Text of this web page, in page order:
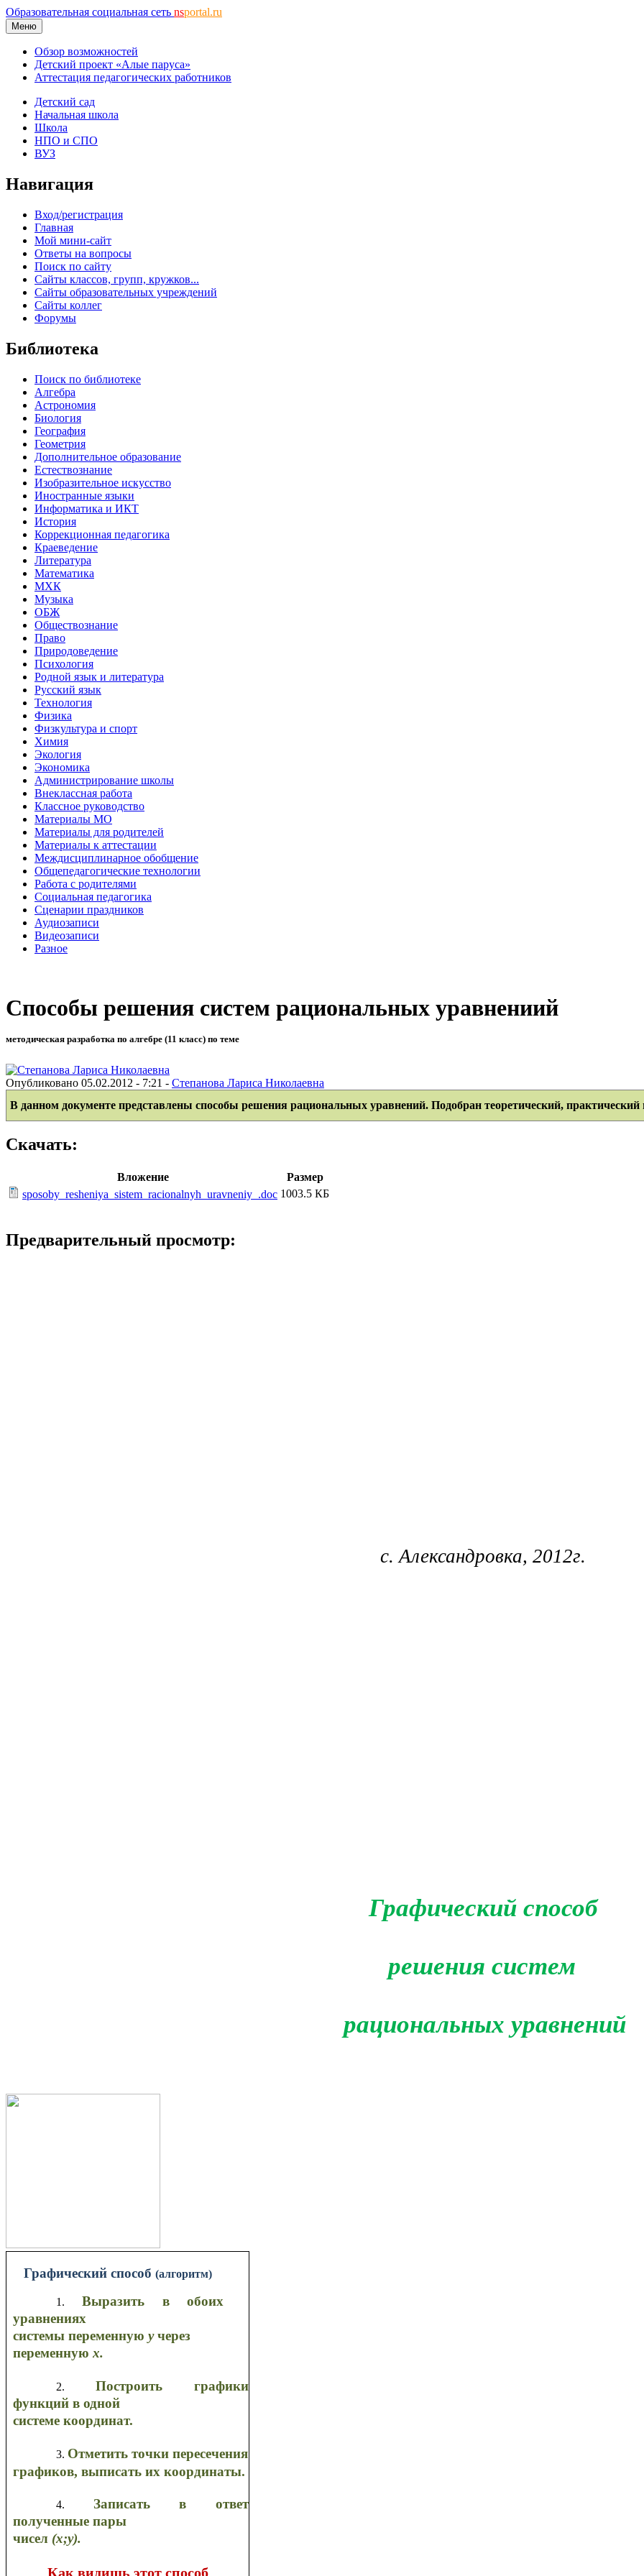
Образовательная социальная сеть nsportal.ru
Меню
Обзор возможностей
Детский проект «Алые паруса»
Аттестация педагогических работников
Детский сад
Начальная школа
Школа
НПО и СПО
ВУЗ
Навигация
Вход/регистрация
Главная
Мой мини-сайт
Ответы на вопросы
Поиск по сайту
Сайты классов, групп, кружков...
Сайты образовательных учреждений
Сайты коллег
Форумы
Библиотека
Поиск по библиотеке
Алгебра
Астрономия
Биология
География
Геометрия
Дополнительное образование
Естествознание
Изобразительное искусство
Иностранные языки
Информатика и ИКТ
История
Коррекционная педагогика
Краеведение
Литература
Математика
МХК
Музыка
ОБЖ
Обществознание
Право
Природоведение
Психология
Родной язык и литература
Русский язык
Технология
Физика
Физкультура и спорт
Химия
Экология
Экономика
Администрирование школы
Внеклассная работа
Классное руководство
Материалы МО
Материалы для родителей
Материалы к аттестации
Междисциплинарное обобщение
Общепедагогические технологии
Работа с родителями
Социальная педагогика
Сценарии праздников
Аудиозаписи
Видеозаписи
Разное
Способы решения систем рациональных уравнениий
методическая разработка по алгебре (11 класс) по теме
Опубликовано 05.02.2012 - 7:21 - Степанова Лариса Николаевна
В данном документе представлены способы решения рациональных уравнений. Подобран теоретический,
Скачать:
Вложение
Размер
sposoby_resheniya_sistem_racionalnyh_uravneniy_.doc 1003.5 КБ
Предварительный просмотр:
с. Александровка, 2012г.
Графический способ
решения систем
рациональных уравнений
Графический способ (алгоритм)
Выразить в обоих
уравнениях
системы переменнуюучерез
переменнуюх.
Построить графики
функций в одной
системе координат.
Отметить точки пересечения
графиков, выписать их координаты.
Записать в ответ
полученные пары
чисел (х;у).
Как видишь этот способ